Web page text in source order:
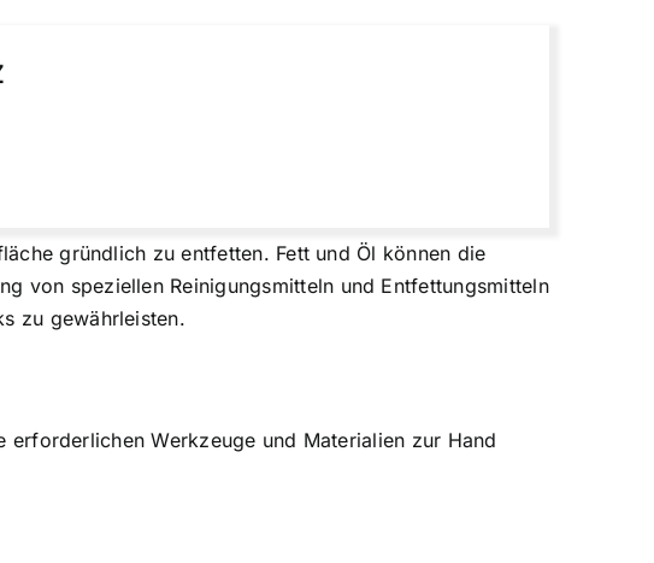
gründlich zu entfetten. Fett und Öl können die
von speziellen Reinigungsmitteln und Entfettungsmitteln
zu gewährleisten.
Werkzeuge und Materialien zur Hand